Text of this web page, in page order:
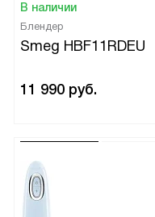
В наличии
Блендер
Smeg HBF11RDEU
11 990 руб.